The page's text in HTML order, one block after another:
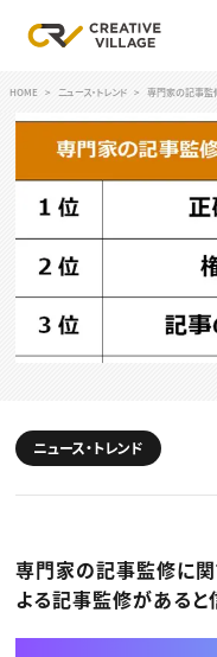
ログイン
RECRUIT
クリエイター求人を探
CREATIVE JOB求人
特集求人
採用説明会
スキルアップしたい！
デザイン
編集・ライティング
マーケティング
ディレクション
業界解説・キャリア
お役立ち基礎知識
TOP Creator’s コラム
Webクリエイター
アプリクリエイター
ゲームクリエイター
映像クリエイター
マーケッター
セミナー
HOME ニュース・トレンド 専門家の記事監
ニュース・トレンド
専門家の記事監修に関
よる記事監修がある